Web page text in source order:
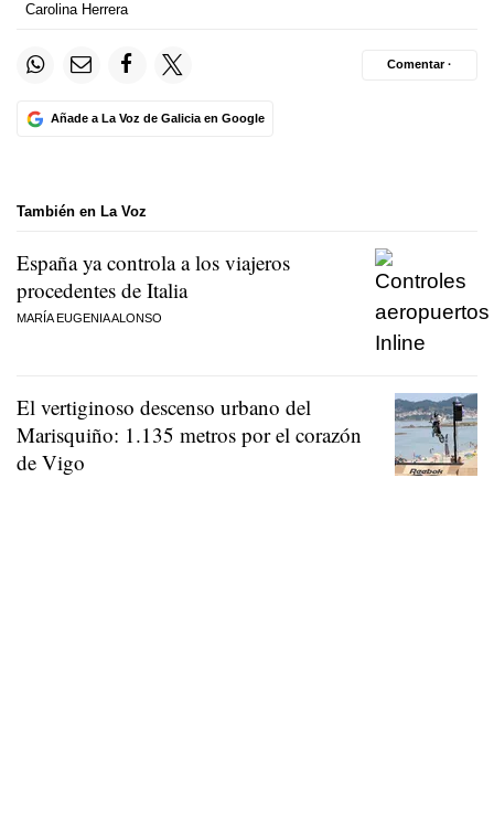
Carolina Herrera
Añade a La Voz de Galicia en Google
Comentar ·
También en La Voz
España ya controla a los viajeros
procedentes de Italia
MARÍA EUGENIA ALONSO
El vertiginoso descenso urbano del
Marisquiño: 1.135 metros por el corazón
de Vigo